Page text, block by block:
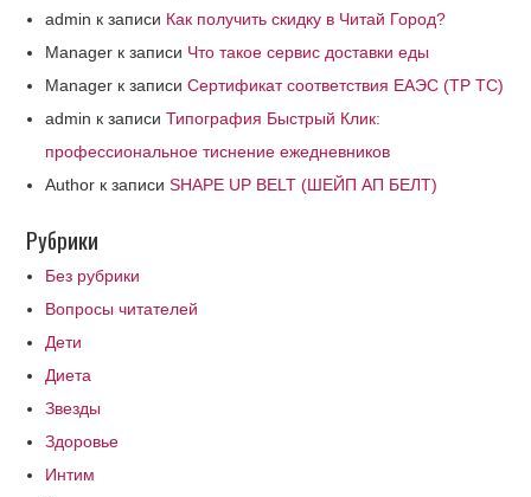
admin к записи Как получить скидку в Читай Город?
Manager к записи Что такое сервис доставки еды
Manager к записиСертификат соответствия ЕАЭС (ТР ТС)
admin к записиТипография Быстрый Клик:
профессиональное тиснение ежедневников
Author к записиSHAPE UP BELT (ШЕЙП АП БЕЛТ)
Рубрики
Без рубрики
Вопросы читателей
Дети
Диета
Звезды
Здоровье
Интим